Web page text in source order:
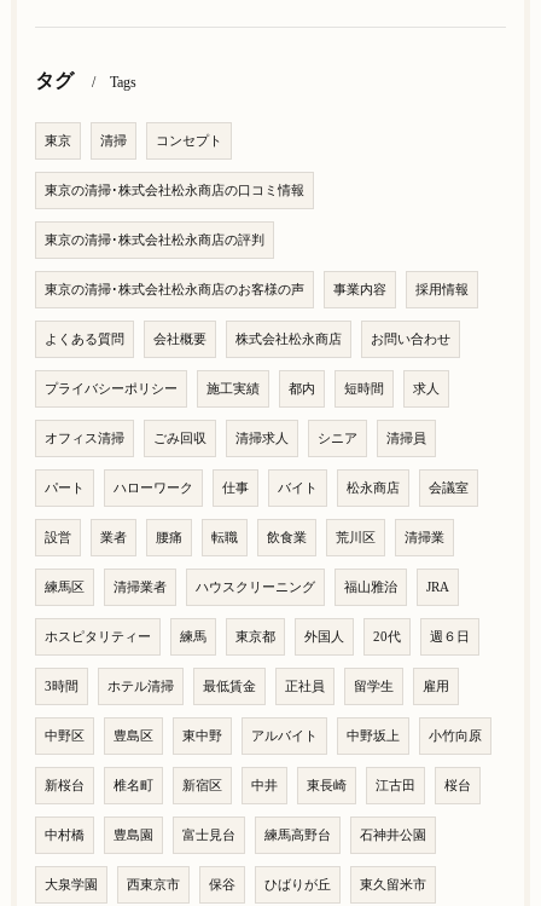
タグ Tags
東京 清掃 コンセプト
東京の清掃･株式会社松永商店の口コミ情報
東京の清掃･株式会社松永商店の評判
東京の清掃･株式会社松永商店のお客様の声 事業内容 採用情報
よくある質問 会社概要 株式会社松永商店 お問い合わせ
プライバシーポリシー 施工実績 都内 短時間 求人
オフィス清掃 ごみ回収 清掃求人 シニア 清掃員
パート ハローワーク 仕事 バイト 松永商店 会議室
設営 業者 腰痛 転職 飲食業 荒川区 清掃業
練馬区 清掃業者 ハウスクリーニング 福山雅治 JRA
ホスピタリティー 練馬 東京都 外国人 20代 週６日
3時間 ホテル清掃 最低賃金 正社員 留学生 雇用
中野区 豊島区 東中野 アルバイト 中野坂上 小竹向原
新桜台 椎名町 新宿区 中井 東長崎 江古田 桜台
中村橋 豊島園 富士見台 練馬高野台 石神井公園
大泉学園 西東京市 保谷 ひばりが丘 東久留米市